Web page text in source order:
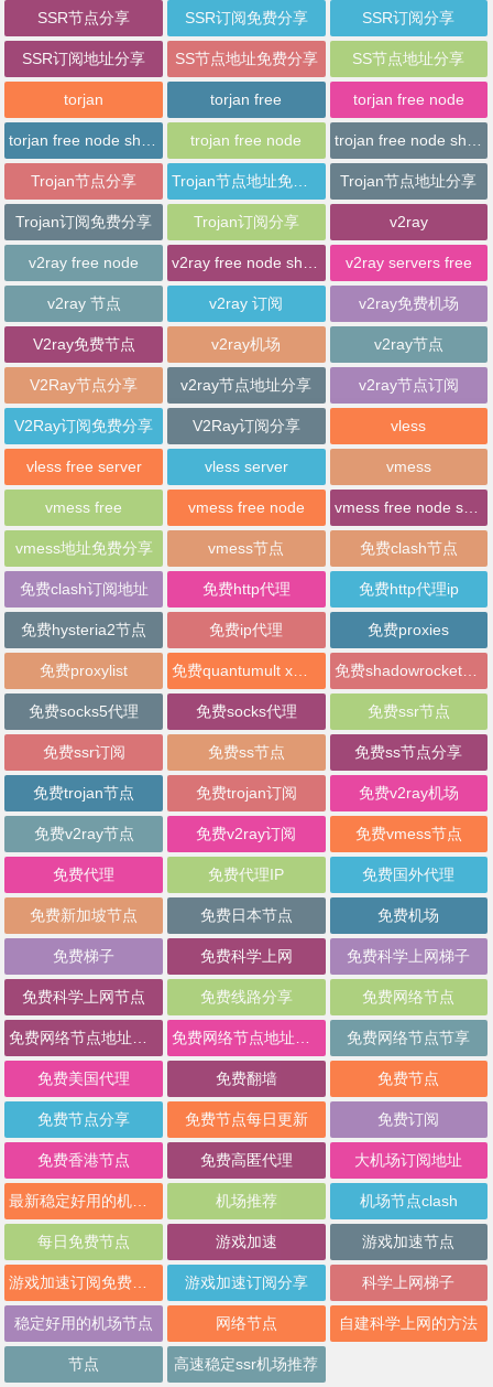
SSR节点分享 SSR订阅免费分享 SSR订阅分享
SSR订阅地址分享 SS节点地址免费分享 SS节点地址分享
torjan torjan free torjan free node
trojan free node
Trojan节点分享 Trojan节点地址分享
Trojan订阅免费分享 Trojan订阅分享 v2ray
v2ray free node v2ray servers free
v2ray 节点 v2ray 订阅 v2ray免费机场
V2ray免费节点 v2ray机场 v2ray节点
V2Ray节点分享 v2ray节点地址分享 v2ray节点订阅
V2Ray订阅免费分享 V2Ray订阅分享 vless
vless free server vless server vmess
vmess free vmess free node vmess free node sharing
vmess地址免费分享 vmess节点 免费clash节点
免费clash订阅地址 免费http代理 免费http代理ip
免费hysteria2节点 免费ip代理 免费proxies
免费proxylist 免费shadowrocket节点
免费socks5代理 免费socks代理 免费ssr节点
免费ssr订阅 免费ss节点 免费ss节点分享
免费trojan节点 免费trojan订阅 免费v2ray机场
免费v2ray节点 免费v2ray订阅 免费vmess节点
免费代理 免费代理IP 免费国外代理
免费新加坡节点 免费日本节点 免费机场
免费梯子 免费科学上网 免费科学上网梯子
免费科学上网节点 免费线路分享 免费网络节点
免费网络节点节享
免费美国代理 免费翻墙 免费节点
免费节点分享 免费节点每日更新 免费订阅
免费香港节点 免费高匿代理 大机场订阅地址
机场推荐 机场节点clash
每日免费节点 游戏加速 游戏加速节点
游戏加速订阅分享 科学上网梯子
稳定好用的机场节点 网络节点 自建科学上网的方法
节点 高速稳定ssr机场推荐